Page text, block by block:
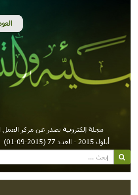
مجلة إلكترونية تصدر عن مركز العمل
أيلول 2015 - العدد 77 (2015-09-01)